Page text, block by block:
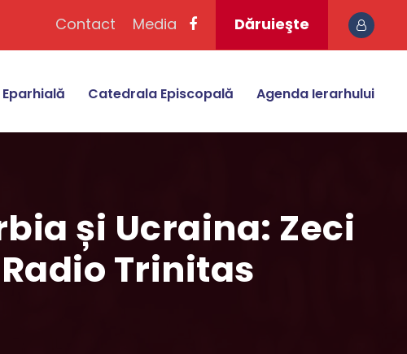
Contact Media Dăruieşte
Catedrala Episcopală Agenda Ierarhului
și Ucraina: Zeci
Trinitas